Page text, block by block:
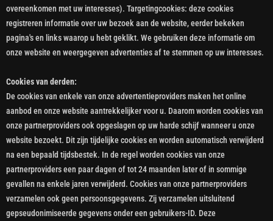
overeenkomen met uw interesses). Targetingcookies: deze cookies
registreren informatie over uw bezoek aan de website, eerder bekeken
pagina's en links waarop u hebt geklikt. We gebruiken deze informatie om
onze website en weergegeven advertenties af te stemmen op uw interesses.
Cookies van derden:
De cookies van enkele van onze advertentieproviders maken het online
aanbod en onze website aantrekkelijker voor u. Daarom worden cookies van
onze partnerproviders ook opgeslagen op uw harde schijf wanneer u onze
website bezoekt. Dit zijn tijdelijke cookies en worden automatisch verwijderd
na een bepaald tijdsbestek. In de regel worden cookies van onze
partnerproviders een paar dagen of tot 24 maanden later of in sommige
gevallen na enkele jaren verwijderd. Cookies van onze partnerproviders
verzamelen ook geen persoonsgegevens. Zij verzamelen uitsluitend
gepseudonimiseerde gegevens onder een gebruikers-ID. Deze